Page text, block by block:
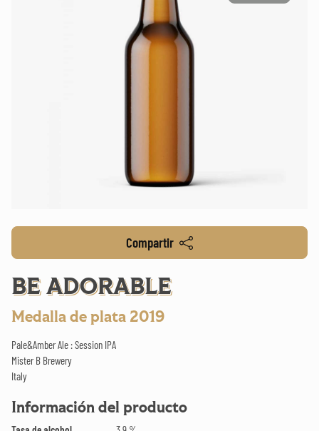
Compartir
BE ADORABLE
Medalla de plata 2019
Pale&Amber Ale : Session IPA
Mister B Brewery
Italy
Información del producto